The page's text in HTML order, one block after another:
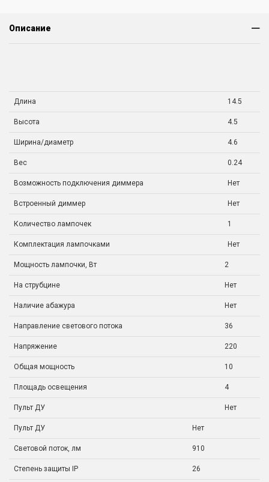
Описание
Длина 14.5
Высота 4.5
Ширина/диаметр 4.6
Вес 0.24
Возможность подключения диммера Нет
Встроенный диммер Нет
Количество лампочек 1
Комплектация лампочками Нет
Мощность лампочки, Вт 2
На струбцине Нет
Наличие абажура Нет
Направление светового потока 36
Напряжение 220
Общая мощность 10
Площадь освещения 4
Пульт ДУ Нет
Пульт ДУ Нет
Световой поток, лм 910
Степень защиты IP 26